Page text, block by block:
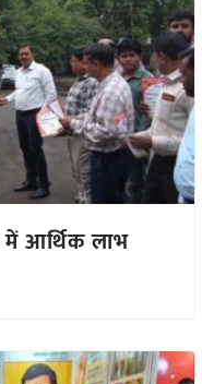
आर्थिक लाभ